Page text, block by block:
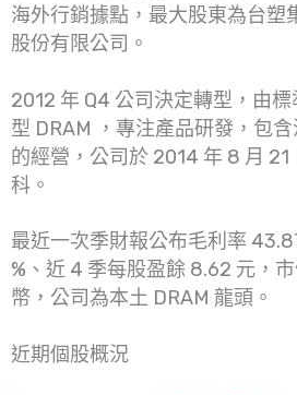
海外行銷據點，最大股東為台塑
股份有限公司。
2012 年 Q4 公司決定轉型，由
型 DRAM ，專注產品研發，包
的經營，公司於 2014 年 8 月 21
科。
最近一次季財報公布毛利率
%、近 4 季每股盈餘 8.62 元，
幣，公司為本土 DRAM 龍頭。
近期個股概況